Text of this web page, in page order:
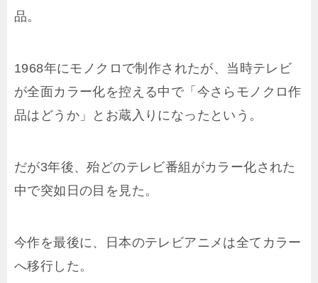
品。
1968年にモノクロで制作されたが、当時テレビ
が全面カラー化を控える中で「今さらモノクロ作
品はどうか」とお蔵入りになったという。
だが3年後、殆どのテレビ番組がカラー化された
中で突如日の目を見た。
今作を最後に、日本のテレビアニメは全てカラー
へ移行した。